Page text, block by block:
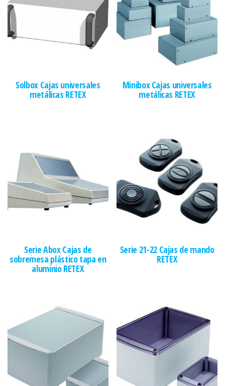
Solbox Cajas universales
metálicas RETEX
Minibox Cajas universales
metálicas RETEX
Serie Abox Cajas de
sobremesa plástico tapa en
aluminio RETEX
Serie 21-22 Cajas de mando
RETEX